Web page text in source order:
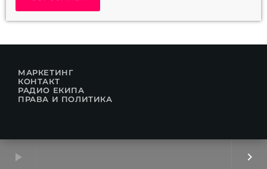
play_arrow keyboard_arrow_right
МАРКЕТИНГ
КОНТАКТ
РАДИО ЕКИПА
ПРАВА И ПОЛИТИКА